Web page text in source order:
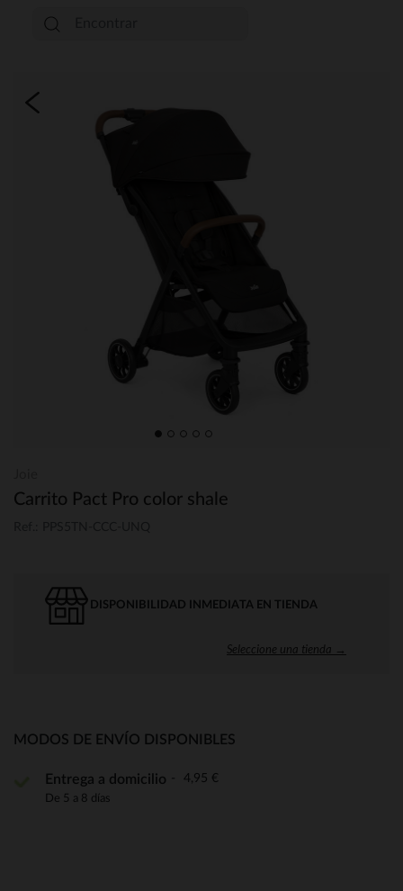
Carrito Pact Pro color shale
DISPONIBILIDAD INMEDIATA EN TIENDA
Seleccione una tienda →
MODOS DE ENVÍO DISPONIBLES
Entrega a domicilio 4,95 €
De 5 a 8 días